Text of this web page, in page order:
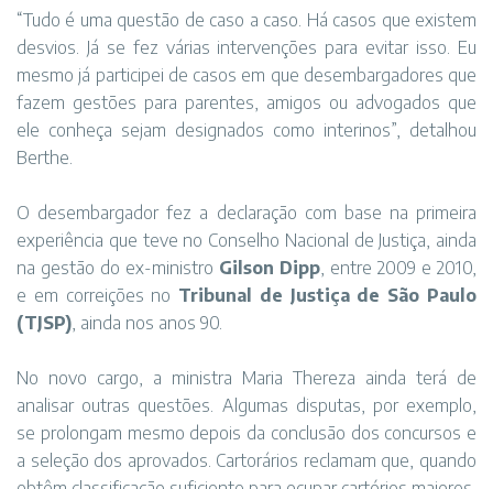
“Tudo é uma questão de caso a caso. Há casos que existem
desvios. Já se fez várias intervenções para evitar isso. Eu
mesmo já participei de casos em que desembargadores que
fazem gestões para parentes, amigos ou advogados que
ele conheça sejam designados como interinos”, detalhou
Berthe.
O desembargador fez a declaração com base na primeira
experiência que teve no Conselho Nacional de Justiça, ainda
na gestão do ex-ministro Gilson Dipp, entre 2009 e 2010,
e em correições no Tribunal de Justiça de São Paulo
(TJSP), ainda nos anos 90.
No novo cargo, a ministra Maria Thereza ainda terá de
analisar outras questões. Algumas disputas, por exemplo,
se prolongam mesmo depois da conclusão dos concursos e
a seleção dos aprovados. Cartorários reclamam que, quando